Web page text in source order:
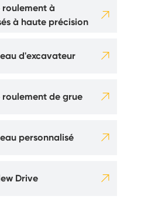
roulement à
à haute précision

d'excavateur 
roulement de grue 
personnalisé 
Drive 